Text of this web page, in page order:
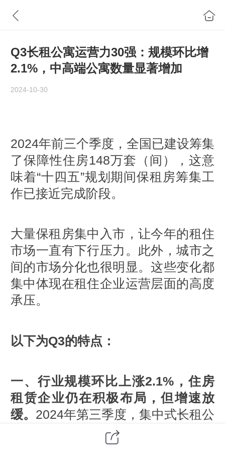
Q3长租公寓运营力30强：规模环比增
2.1%，中高端公寓数量显著增加
2024-10-30
2024年前三个季度，全国已建设筹集
了保障性住房148万套（间），这意
味着“十四五”规划期间保租房筹集工
作已接近完成阶段。
大量保租房集中入市，让今年的租住
市场一直有下行压力。此外，城市之
间的市场分化也很明显。这些变化都
集中体现在租住企业运营层面的高度
承压。
以下为Q3的特点：
一、行业规模环比上涨2.1%，住房
租赁企业仍在积极布局，但增速放
缓。 2024年第三季度，集中式长租公
寓运营TOP30企业累计开业规模达
150.4万间，环比增长2.1%。与去年